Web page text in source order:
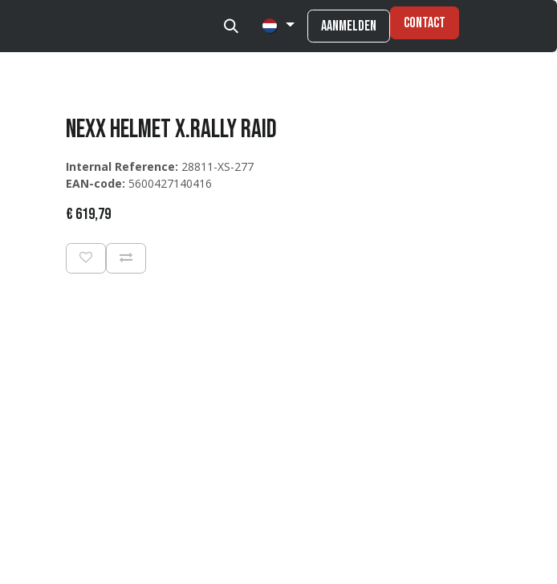
Aanmelden Contact
NEXX Helmet X.Rally Raid
Internal Reference: 28811-XS-277
EAN-code: 5600427140416
€ 619,79